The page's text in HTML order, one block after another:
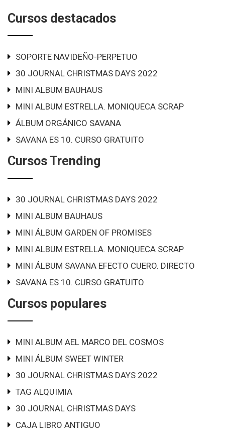
Cursos destacados
SOPORTE NAVIDEÑO-PERPETUO
30 JOURNAL CHRISTMAS DAYS 2022
MINI ALBUM BAUHAUS
MINI ALBUM ESTRELLA. MONIQUECA SCRAP
ÁLBUM ORGÁNICO SAVANA
SAVANA ES 10. CURSO GRATUITO
Cursos Trending
30 JOURNAL CHRISTMAS DAYS 2022
MINI ALBUM BAUHAUS
MINI ÁLBUM GARDEN OF PROMISES
MINI ALBUM ESTRELLA. MONIQUECA SCRAP
MINI ÁLBUM SAVANA EFECTO CUERO. DIRECTO
SAVANA ES 10. CURSO GRATUITO
Cursos populares
MINI ALBUM AEL MARCO DEL COSMOS
MINI ÁLBUM SWEET WINTER
30 JOURNAL CHRISTMAS DAYS 2022
TAG ALQUIMIA
30 JOURNAL CHRISTMAS DAYS
CAJA LIBRO ANTIGUO